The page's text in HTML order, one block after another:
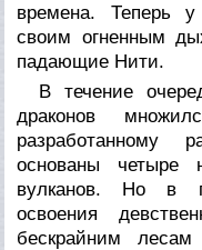
времена. Теперь
своим огненным
падающие Нити.
В течение
драконов
основаны четыре
вулканов. Но в
освоения
бескрайним